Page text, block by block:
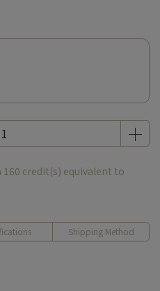
160 credit(s) equivalent to
Shipping Method